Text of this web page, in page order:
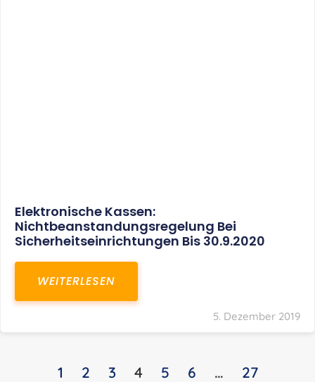
Elektronische Kassen:
Nichtbeanstandungsregelung Bei
Sicherheitseinrichtungen Bis 30.9.2020
WEITERLESEN
5. Dezember 2019
1 2 3 4 5 6 … 27